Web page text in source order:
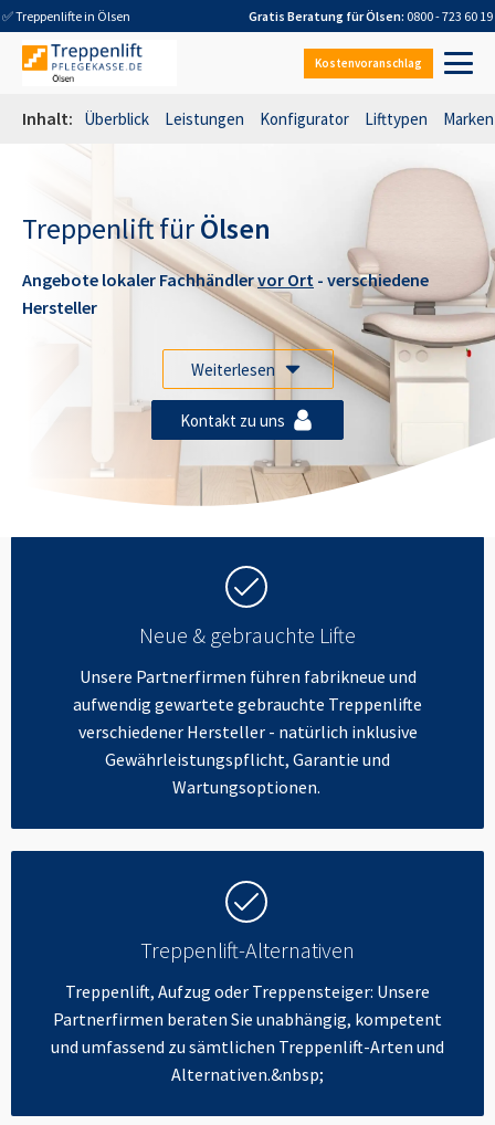
✅ Treppenlifte in Ölsen Gratis Beratung fürÖlsen: 0800 - 723 60 19
Kostenvoranschlag
Inhalt: Überblick Leistungen Konfigurator Lifttypen Marken
Treppenlift fürÖlsen
Angebote lokaler Fachhändlervor Ort - verschiedene
Hersteller
Weiterlesen
Kontakt zu uns
Neue & gebrauchte Lifte
Unsere Partnerfirmen führen fabrikneue und
aufwendig gewartete gebrauchte Treppenlifte
verschiedener Hersteller - natürlich inklusive
Gewährleistungspflicht, Garantie und
Wartungsoptionen.
Treppenlift-Alternativen
Treppenlift, Aufzug oder Treppensteiger: Unsere
Partnerfirmen beraten Sie unabhängig, kompetent
und umfassend zu sämtlichen Treppenlift-Arten und
Alternativen.&nbsp;